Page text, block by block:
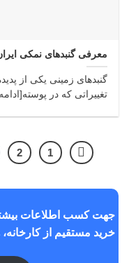
معرفی گنبدهای نمکی
گنبدهای زمینی یکی از
تغییراتی که در
1
2
جهت کسب اطلاعات
خرید مستقیم از کارخانه،